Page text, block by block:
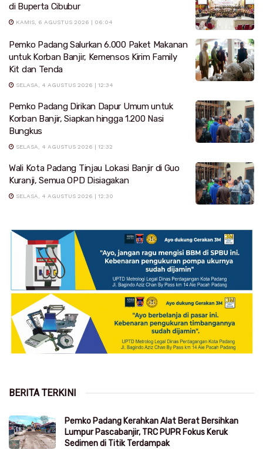
di Buperta Cibubur
KAMIS, 6 AGUSTUS 2026 | 06:04
Pemko Padang Salurkan 6.000 Paket Makanan
untuk Korban Banjir, Kemensos Kirim Family
Kit dan Tenda
SELASA, 4 AGUSTUS 2026 | 12:34
Pemko Padang Dirikan Dapur Umum untuk
Korban Banjir, Siapkan hingga 1.200 Nasi
Bungkus
SELASA, 4 AGUSTUS 2026 | 12:32
Wali Kota Padang Tinjau Lokasi Banjir di Guo
Kuranji, Semua OPD Disiagakan
SELASA, 4 AGUSTUS 2026 | 12:30
BERITA TERKINI
Pemko Padang Kerahkan Alat Berat Bersihkan
Lumpur Pascabanjir, TRC PUPR Fokus Keruk
Sedimen di Titik Terdampak